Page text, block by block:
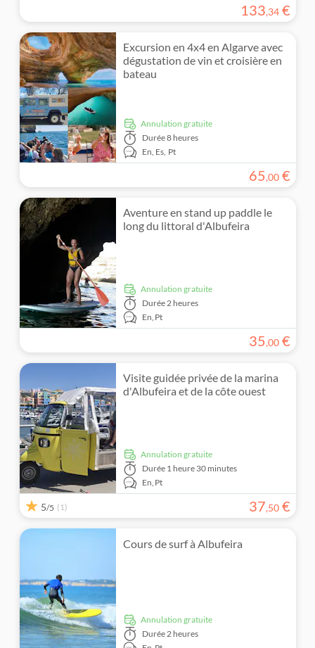
133,34 €
Excursion en 4x4 en Algarve avec
dégustation de vin et croisière en
bateau
Annulation gratuite
Durée8 heures
En, Es, Pt
65,00 €
Aventure en stand up paddle le
long du littoral d'Albufeira
Annulation gratuite
Durée2 heures
En,Pt
35,00 €
Visite guidée privée de la marina
d'Albufeira et de la côte ouest
Annulation gratuite
Durée 1 heure 30 minutes
En,Pt
5/5 (1) 37,50 €
Cours de surf à Albufeira
Annulation gratuite
Durée2 heures